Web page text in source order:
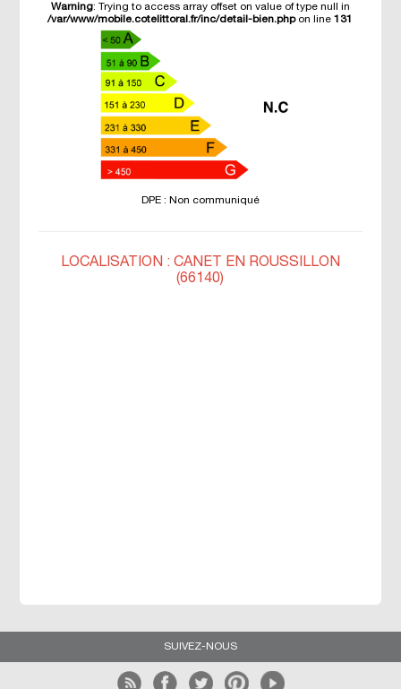
Warning: Trying to access array offset on value of type null in
/var/www/mobile.cotelittoral.fr/inc/detail-bien.phpon line131
DPE : Non communiqué
LOCALISATION : CANET EN ROUSSILLON
(66140)
SUIVEZ-NOUS